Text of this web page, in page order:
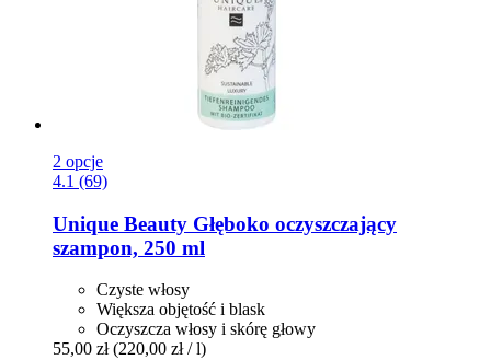
2 opcje
4.1 (69)
Unique Beauty Głęboko oczyszczający
szampon, 250 ml
Czyste włosy
Większa objętość i blask
Oczyszcza włosy i skórę głowy
55,00 zł (220,00 zł / l)